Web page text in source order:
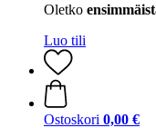
Oletko
Luo tili
Ostoskori 0,00 €